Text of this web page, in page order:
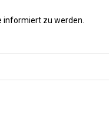
informiert zu werden.